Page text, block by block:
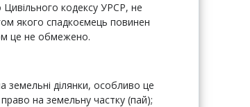
Цивільного кодексу УРСР, не
якого спадкоємець повинен
це не обмежено.
земельні ділянки, особливо це
право на земельну частку (пай);